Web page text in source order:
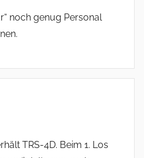
noch genug Personal
TRS-4D. Beim 1. Los